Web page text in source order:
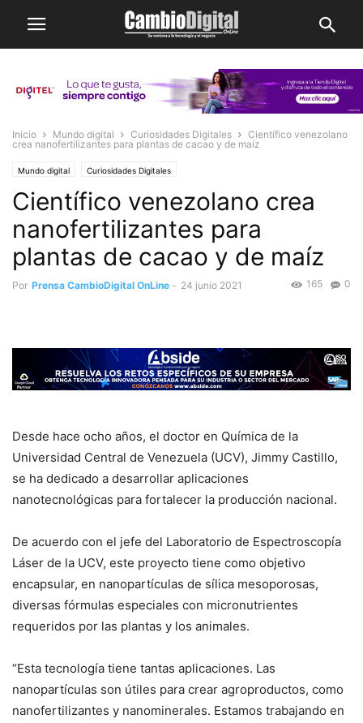
Inicio Mundo digital Curiosidades Digitales
Científico venezolano
crea nanofertilizantes para plantas de cacao y de maíz
Mundo digital Curiosidades Digitales
Científico venezolano crea
nanofertilizantes para
plantas de cacao y de maíz
Por Prensa CambioDigital OnLine - 24 junio 2021 0
165
Desde hace ocho años, el doctor en Química de la
Universidad Central de Venezuela (UCV), Jimmy Castillo,
se ha dedicado a desarrollar aplicaciones
nanotecnológicas para fortalecer la producción nacional.
De acuerdo con el jefe del Laboratorio de Espectroscopía
Láser de la UCV, este proyecto tiene como objetivo
encapsular, en nanopartículas de sílica mesoporosas,
diversas fórmulas especiales con micronutrientes
requeridos por las plantas y los animales.
“Esta tecnología tiene tantas aplicaciones. Las
nanopartículas son útiles para crear agroproductos, como
nanofertilizantes y nanominerales. Estamos trabajando en